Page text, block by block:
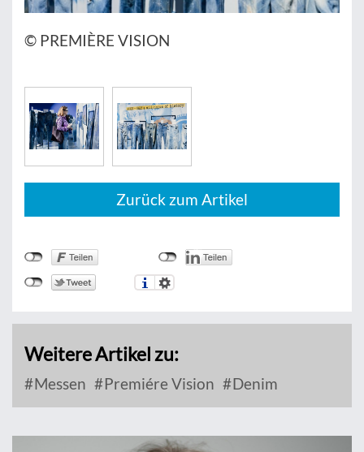
© PREMIÈRE VISION
Zurück zum Artikel
Weitere Artikel zu:
Messen Premiére Vision Denim